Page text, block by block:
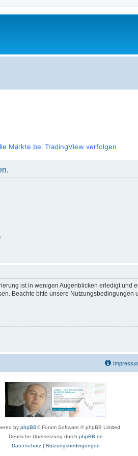
Märkte bei TradingView verfolgen
ist in wenigen Augenblicken erledigt und
Beachte bitte unsere
by phpBB® Forum Software © phpBB Limited
Deutsche Übersetzung durch phpBB.de
Datenschutz| Nutzungsbedingungen